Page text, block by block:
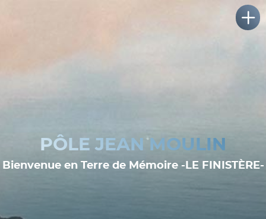
PÔLE JEAN MOULIN
Bienvenue en Terre de Mémoire -LE FINISTÈRE-